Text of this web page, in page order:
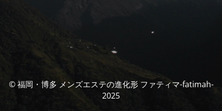
© 福岡・博多 メンズエステの進化形 ファティマ-fatimah-
2025